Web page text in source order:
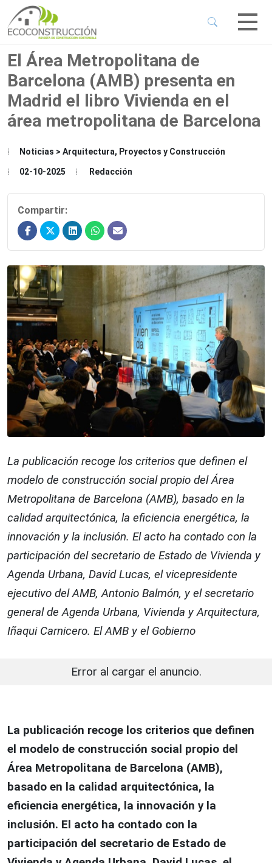
Menu
Menu
Menu
El Área Metropolitana de
Barcelona (AMB) presenta en
Madrid el libro Vivienda en el
área metropolitana de Barcelona
Noticias > Arquitectura, Proyectos y Construcción
02-10-2025 Redacción
Compartir:
La publicación recoge los criterios que definen el
modelo de construcción social propio del Área
Metropolitana de Barcelona (AMB), basado en la
calidad arquitectónica, la eficiencia energética, la
innovación y la inclusión. El acto ha contado con la
participación del secretario de Estado de Vivienda y
Agenda Urbana, David Lucas, el vicepresidente
ejecutivo del AMB, Antonio Balmón, y el secretario
general de Agenda Urbana, Vivienda y Arquitectura,
Iñaqui Carnicero. El AMB y el Gobierno
Error al cargar el anuncio.
La publicación recoge los criterios que definen
el modelo de construcción social propio del
Área Metropolitana de Barcelona (AMB),
basado en la calidad arquitectónica, la
eficiencia energética, la innovación y la
inclusión. El acto ha contado con la
participación del secretario de Estado de